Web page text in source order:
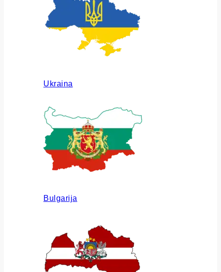
Ukraina
Bulgarija